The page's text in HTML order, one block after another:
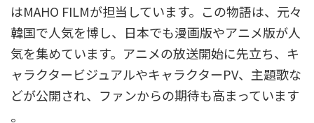
はMAHO FILMが担当しています。この物語は、元々
韓国で人気を博し、日本でも漫画版やアニメ版が人
気を集めています。アニメの放送開始に先立ち、キ
ャラクタービジュアルやキャラクターPV、主題歌な
どが公開され、ファンからの期待も高まっています​
。